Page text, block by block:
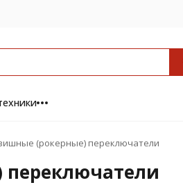
(рокерные) переключатели